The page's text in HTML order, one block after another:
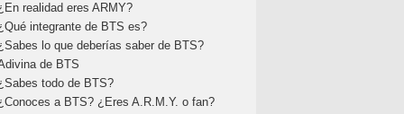
realidad eres ARMY?
integrante de BTS es?
lo que deberías saber de BTS?
de BTS
todo de BTS?
a BTS? ¿Eres A.R.M.Y. o fan?